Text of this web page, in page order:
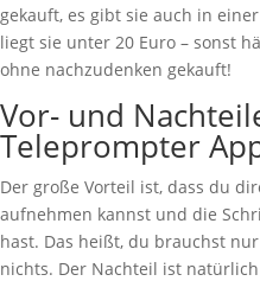
gekauft, es gibt sie auch in
liegt sie unter 20 Euro – sonst
ohne nachzudenken gekauft!
Vor- und
Teleprompter
Der große Vorteil ist, dass du
aufnehmen kannst und die
hast. Das heißt, du brauchst
nichts. Der Nachteil ist